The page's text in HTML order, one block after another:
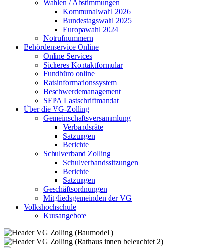
Wahlen / Abstimmungen
Kommunalwahl 2026
Bundestagswahl 2025
Europawahl 2024
Notrufnummern
Behördenservice Online
Online Services
Sicheres Kontaktformular
Fundbüro online
Ratsinformationssystem
Beschwerdemanagement
SEPA Lastschriftmandat
Über die VG-Zolling
Gemeinschaftsversammlung
Verbandsräte
Satzungen
Berichte
Schulverband Zolling
Schulverbandssitzungen
Berichte
Satzungen
Geschäftsordnungen
Mitgliedsgemeinden der VG
Volkshochschule
Kursangebote